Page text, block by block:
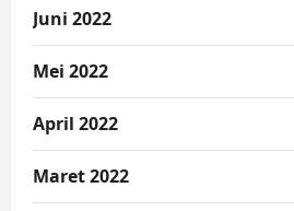
Juni 2022
Mei 2022
April 2022
Maret 2022